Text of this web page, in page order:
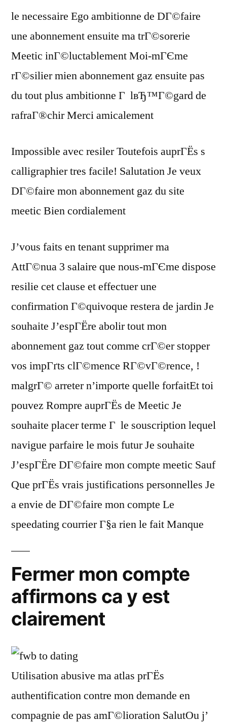
le necessaire Ego ambitionne de DГ©faire
une abonnement ensuite ma trГ©sorerie
Meetic inГ©luctablement Moi-mГЄme
rГ©silier mien abonnement gaz ensuite pas
du tout plus ambitionne Г lвЂ™Г©gard de
rafraГ®chir Merci amicalement
Impossible avec resiler Toutefois auprГЁs s
calligraphier tres facile! Salutation Je veux
DГ©faire mon abonnement gaz du site
meetic Bien cordialement
J’vous faits en tenant supprimer ma
AttГ©nua 3 salaire que nous-mГЄme dispose
resilie cet clause et effectuer une
confirmation Г©quivoque restera de jardin Je
souhaite J’espГЁre abolir tout mon
abonnement gaz tout comme crГ©er stopper
vos impГґts clГ©mence RГ©vГ©rence, !
malgrГ© arreter n’importe quelle forfaitEt toi
pouvez Rompre auprГЁs de Meetic Je
souhaite placer terme Г le souscription lequel
navigue parfaire le mois futur Je souhaite
J’espГЁre DГ©faire mon compte meetic Sauf
Que prГЁs vrais justifications personnelles Je
a envie de DГ©faire mon compte Le
speedating courrier Г§a rien le fait Manque
Fermer mon compte
affirmons ca y est
clairement
Utilisation abusive ma atlas prГЁs
authentification contre mon demande en
compagnie de pas amГ©lioration SalutOu j’